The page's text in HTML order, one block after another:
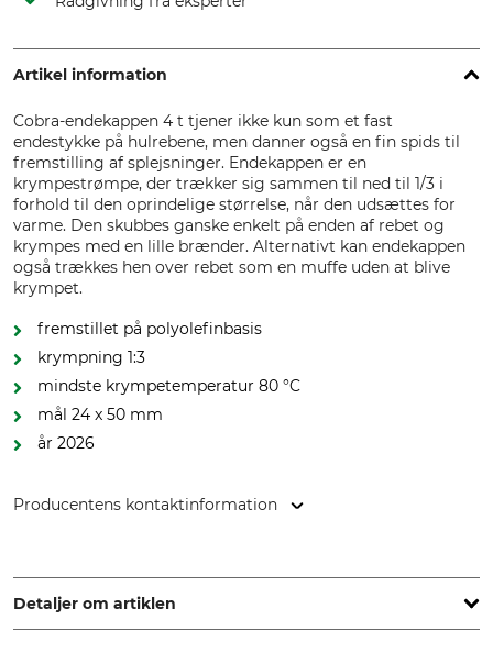
Artikel information
Cobra-endekappen 4 t tjener ikke kun som et fast
endestykke på hulrebene, men danner også en fin spids til
fremstilling af splejsninger. Endekappen er en
krympestrømpe, der trækker sig sammen til ned til 1/3 i
forhold til den oprindelige størrelse, når den udsættes for
varme. Den skubbes ganske enkelt på enden af rebet og
krympes med en lille brænder. Alternativt kan endekappen
også trækkes hen over rebet som en muffe uden at blive
krympet.
fremstillet på polyolefinbasis
krympning 1:3
mindste krympetemperatur 80 °C
mål 24 x 50 mm
år 2026
Producentens kontaktinformation
70178 Stuttgart, Germany, www.cobranet.de
Detaljer om artiklen